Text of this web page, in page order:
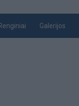
top
Galerijos